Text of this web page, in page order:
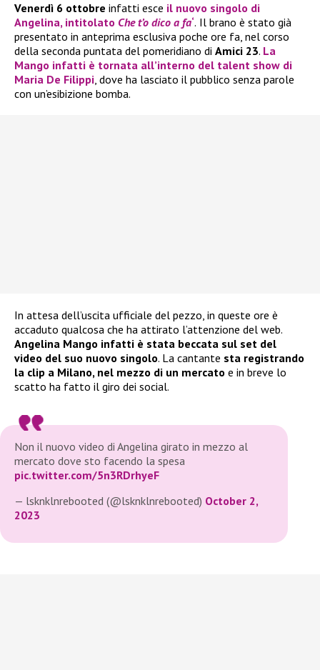
Venerdì 6 ottobre infatti esce il nuovo singolo di
Angelina, intitolato Che t’o dico a fa‘. Il brano è stato già
presentato in anteprima esclusiva poche ore fa, nel corso
della seconda puntata del pomeridiano di Amici 23. La
Mango infatti è tornata all’interno del talent show di
Maria De Filippi, dove ha lasciato il pubblico senza parole
con un’esibizione bomba.
In attesa dell’uscita ufficiale del pezzo, in queste ore è
accaduto qualcosa che ha attirato l’attenzione del web.
Angelina Mango infatti è stata beccata sul set del
video del suo nuovo singolo. La cantante sta registrando
la clip a Milano, nel mezzo di un mercato e in breve lo
scatto ha fatto il giro dei social.
Non il nuovo video di Angelina girato in mezzo al
mercato dove sto facendo la spesa
pic.twitter.com/5n3RDrhyeF
— lsknklnrebooted (@lsknklnrebooted) October 2,
2023